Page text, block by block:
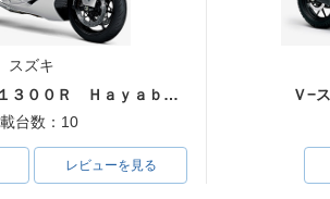
スズキ
ハヤブサ（ＧＳＸ１３００Ｒ Ｈａｙａｂｕｓａ）
台数：10
レビューを見る
Ｖ−